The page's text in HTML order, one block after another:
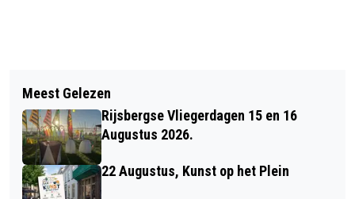
EXPEDITIE ZUIDERWATERLINIE TREKT
DOOR DE HELE LINIE
TWEE FOTOCLUBS EXPOSEREN IN
GALERIE ARSIS
Meest Gelezen
Rijsbergse Vliegerdagen 15 en 16
Augustus 2026.
22 Augustus, Kunst op het Plein